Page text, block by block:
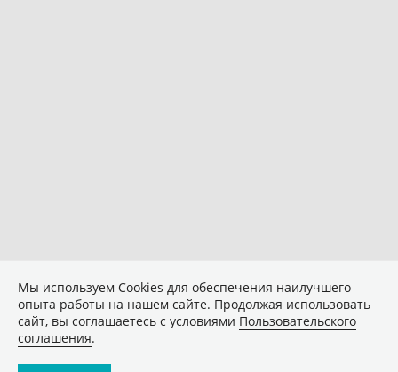
Мы используем Сookies для обеспечения наилучшего
опыта работы на нашем сайте. Продолжая использовать
сайт, вы соглашаетесь с условиями Пользовательского
соглашения.